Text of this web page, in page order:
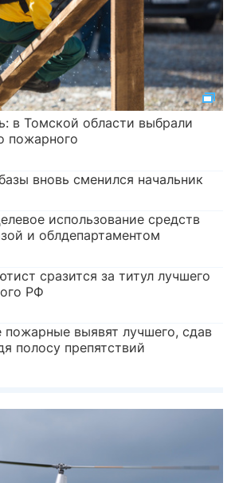
в Томской области выбрали
пожарного
вновь сменился начальник
использование средств
и облдепартаментом
сразится за титул лучшего
РФ
пожарные выявят лучшего, сдав
полосу препятствий